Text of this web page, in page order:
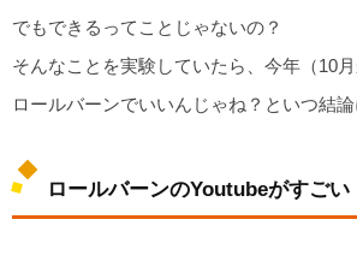
でもできるってことじゃないの？
そんなことを実験していたら、今年（10月
ロールバーンでいいんじゃね？といつ結論
ロールバーンのYoutubeがすごい